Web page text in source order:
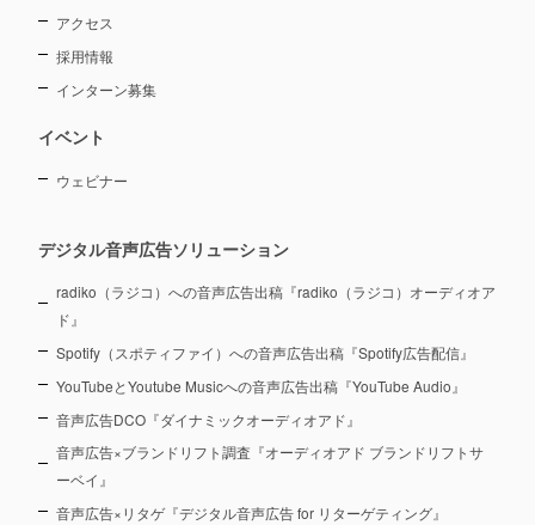
アクセス
採用情報
インターン募集
イベント
ウェビナー
デジタル音声広告ソリューション
radiko（ラジコ）への音声広告出稿『radiko（ラジコ）オーディオア
ド』
Spotify（スポティファイ）への音声広告出稿『Spotify広告配信』
YouTubeとYoutube Musicへの音声広告出稿『YouTube Audio』
音声広告DCO『ダイナミックオーディオアド』
音声広告×ブランドリフト調査『オーディオアド ブランドリフトサ
ーベイ』
音声広告×リタゲ『デジタル音声広告 for リターゲティング』